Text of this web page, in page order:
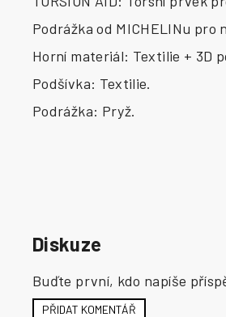
Podrážka od MICHELINu pro
Horní materiál: Textilie + 3D
Podšívka: Textilie.
Podrážka: Pryž.
Diskuze
Buďte první, kdo napíše
PŘIDAT KOMENTÁŘ